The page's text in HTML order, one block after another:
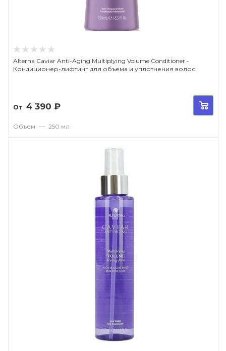
Alterna Caviar Anti-Aging Multiplying Volume Conditioner -
Кондиционер-лифтинг для объема и уплотнения волос
От 4 390 ₽
Объем — 250 мл